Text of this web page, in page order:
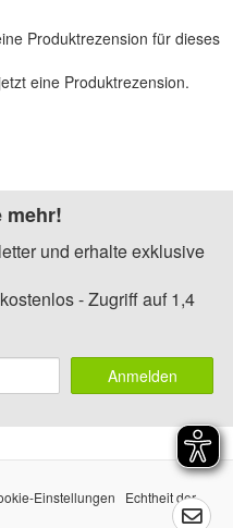
Produktrezension für dieses
eine Produktrezension.
mehr!
und erhalte exklusive
- Zugriff auf 1,4
Anmelden
Einstellungen
Echtheit der